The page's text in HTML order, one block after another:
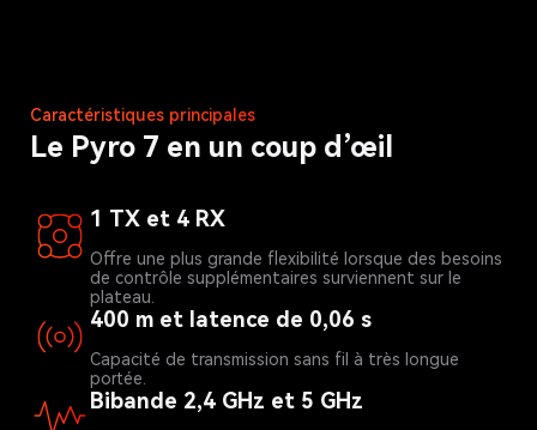
Caractéristiques principales
Le Pyro 7 en un coup d’œil
1 TX et 4 RX
Offre une plus grande flexibilité lorsque des besoins
de contrôle supplémentaires surviennent sur le
plateau.
400 m et latence de 0,06 s
Capacité de transmission sans fil à très longue
portée.
Bibande 2,4 GHz et 5 GHz